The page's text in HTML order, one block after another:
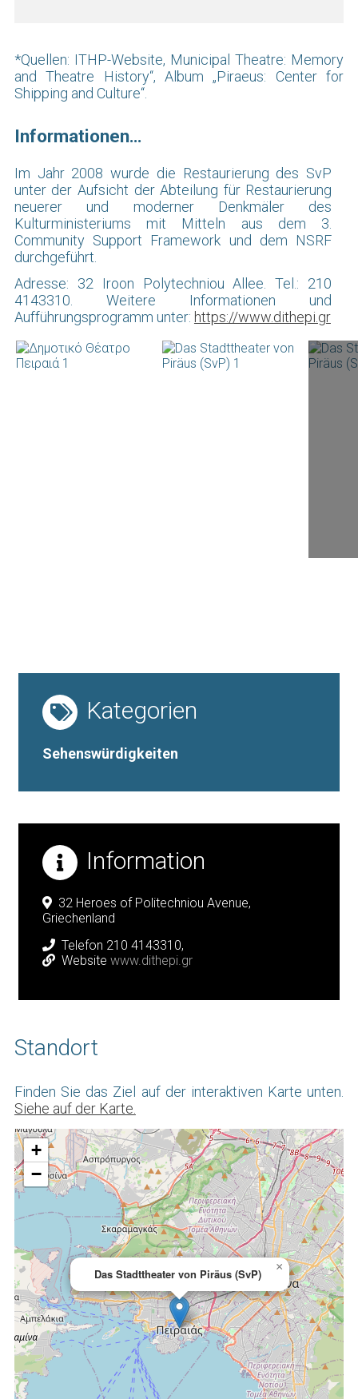
*Quellen: ITHP-Website, Municipal Theatre: Memory
and Theatre History“, Album „Piraeus: Center for
Shipping and Culture“.
Informationen…
Im Jahr 2008 wurde die Restaurierung des SvP
unter der Aufsicht der Abteilung für Restaurierung
neuerer und moderner Denkmäler des
Kulturministeriums mit Mitteln aus dem 3.
Community Support Framework und dem NSRF
durchgeführt.
Adresse: 32 Iroon Polytechniou Allee. Tel.: 210
4143310. Weitere Informationen und
Aufführungsprogramm unter: https://www.dithepi.gr
Kategorien
Sehenswürdigkeiten
Information
32 Heroes of Politechniou Avenue,
Griechenland
Telefon 210 4143310,
Website www.dithepi.gr
Standort
Finden Sie das Ziel auf der interaktiven Karte unten.
Siehe auf der Karte.
Das Stadttheater von Piräus (SvP) ×
+
−